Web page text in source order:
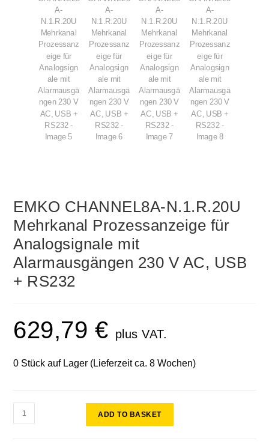
EMKO CHANNEL8A-N.1.R.20U
Mehrkanal Prozessanzeige für
Analogsignale mit
Alarmausgängen 230 V AC, USB
+ RS232
629,79 € plus VAT.
0 Stück auf Lager (Lieferzeit ca. 8 Wochen)
ADD TO BASKET